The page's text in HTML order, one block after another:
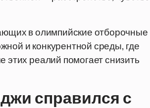
в олимпийские отборочные
и конкурентной среды, где
реалий помогает снизить
справился с